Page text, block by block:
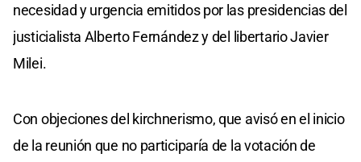
necesidad y urgencia emitidos por las presidencias del
justicialista Alberto Fernández y del libertario Javier
Milei.
Con objeciones del kirchnerismo, que avisó en el inicio
de la reunión que no participaría de la votación de